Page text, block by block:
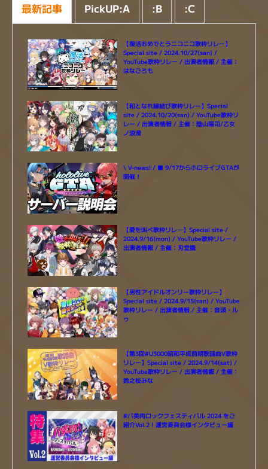
最新記事 PickUP:A :B :C
【復活おめでとうニコニコ歌枠リレー】
Special site / 2024.10/27(san) /
YouTube歌枠リレー / 出演者情報 / 主催：
はなごろも
【和となれ縁結び歌枠リレー】Special
site / 2024.10/20(san) / YouTube歌枠リ
レー / 出演者情報 / 主催：陰山陽司/乙女
ノ浪漫
\ V-news! / ■ 9/17からホロライブGTAが
開催！
【愛を叫べ歌枠リレー】Special site /
2024.9/16(mon) / YouTube歌枠リレー /
出演者情報 / 主催：刃堂朧
【男性アイドルオンリー歌枠リレー】
Special site / 2024.9/15(san) / YouTube
歌枠リレー / 出演者情報 / 主催：音頭・ル
ゥ
【第3回#U3000昭和平成前期歌謡曲V歌枠
リレー】Special site / 2024.9/14(sat) /
YouTube歌枠リレー / 出演者情報 / 主催：
鈴之枝みな
#バ美肉ロックフェスティバル 2024 をご
紹介Vol.2！運営委員会様インタビュー編